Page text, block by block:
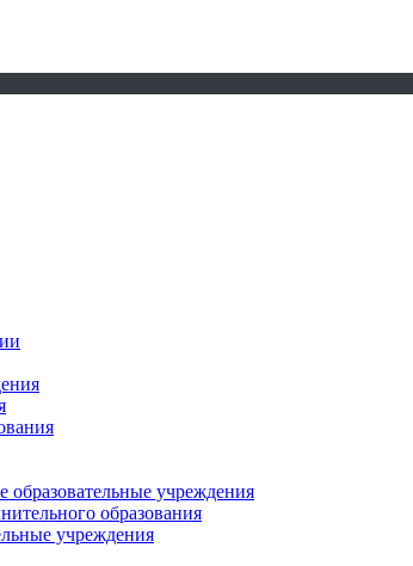
образовательные учреждения
образования
учреждения